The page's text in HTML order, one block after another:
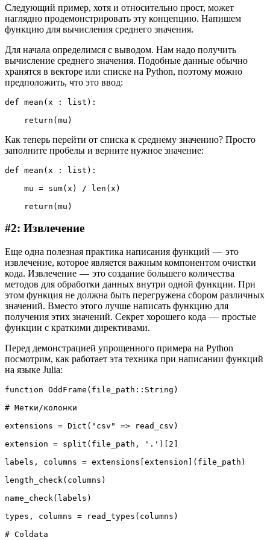
Следующий пример, хотя и относительно прост, может
наглядно продемонстрировать эту концепцию. Напишем
функцию для вычисления среднего значения.
Для начала определимся с выводом. Нам надо получить
вычисление среднего значения. Подобные данные обычно
хранятся в векторе или списке на Python, поэтому можно
предположить, что это ввод:
def mean(x : list):
    return(mu)
Как теперь перейти от списка к среднему значению? Просто
заполните пробелы и верните нужное значение:
def mean(x : list):
    return(mu)
#2: Извлечение
Еще одна полезная практика написания функций — это
извлечение, которое является важным компонентом очистки
кода. Извлечение — это создание большего количества
методов для обработки данных внутри одной функции. При
этом функция не должна быть перегружена сбором различных
значений. Вместо этого лучше написать функцию для
получения этих значений. Секрет хорошего кода — простые
функции с краткими директивами.
Перед демонстрацией упрощенного примера на Python
посмотрим, как работает эта техника при написании функций
на языке Julia:
function OddFrame(file_path::String)
# Метки/колонки
extensions = Dict("csv" => read_csv)
extension = split(file_path, '.')[2]
labels, columns = extensions[extension](file_path)
length_check(columns)
name_check(labels)
types, columns = read_types(columns)
# Coldata